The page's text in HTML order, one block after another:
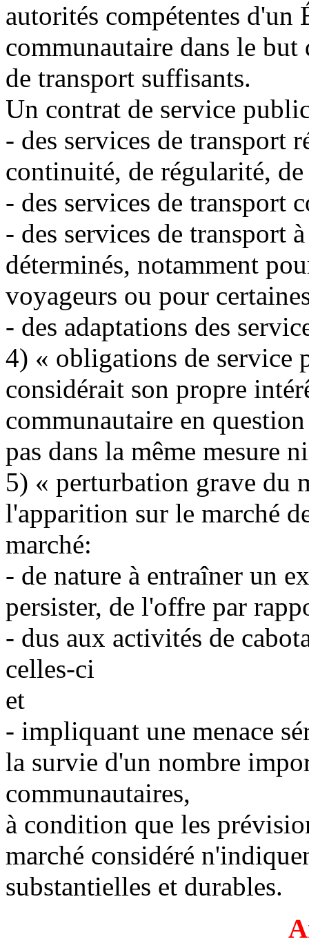
autorités compétentes d'un
communautaire dans le
de transport suffisants.
Un contrat de service
- des services de transport
continuité, de régularité,
- des services de transport
- des services de transport
déterminés, notamment
voyageurs ou pour
- des adaptations des
4) « obligations de service
considérait son propre
communautaire en
pas dans la même mesure
5) « perturbation grave du
l'apparition sur le marché
marché:
- de nature à entraîner un
persister, de l'offre par
- dus aux activités de
celles-ci
et
- impliquant une menace
la survie d'un nombre
communautaires,
à condition que les
marché considéré
substantielles et durables.